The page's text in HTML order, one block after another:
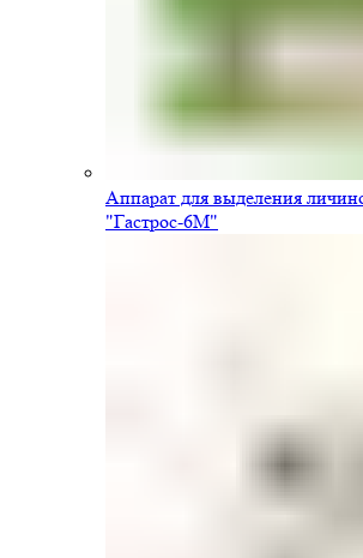
Аппарат для выделения
"Гастрос-6М"